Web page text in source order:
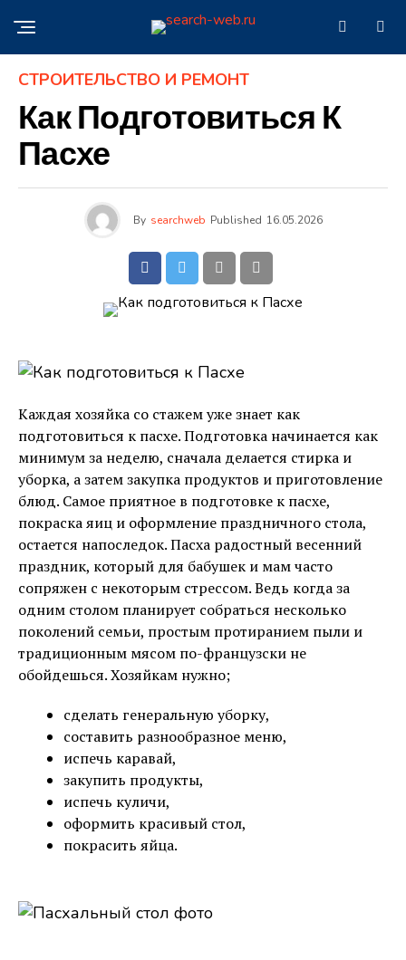
СТРОИТЕЛЬСТВО И РЕМОНТ
Как Подготовиться К
Пасхе
By searchweb Published 16.05.2026
Каждая хозяйка со стажем уже знает как
подготовиться к пасхе. Подготовка начинается как
минимум за неделю, сначала делается стирка и
уборка, а затем закупка продуктов и приготовление
блюд. Самое приятное в подготовке к пасхе,
покраска яиц и оформление праздничного стола,
остается напоследок. Пасха радостный весенний
праздник, который для бабушек и мам часто
сопряжен с некоторым стрессом. Ведь когда за
одним столом планирует собраться несколько
поколений семьи, простым протиранием пыли и
традиционным мясом по-французски не
обойдешься. Хозяйкам нужно;
сделать генеральную уборку,
составить разнообразное меню,
испечь каравай,
закупить продукты,
испечь куличи,
оформить красивый стол,
покрасить яйца.